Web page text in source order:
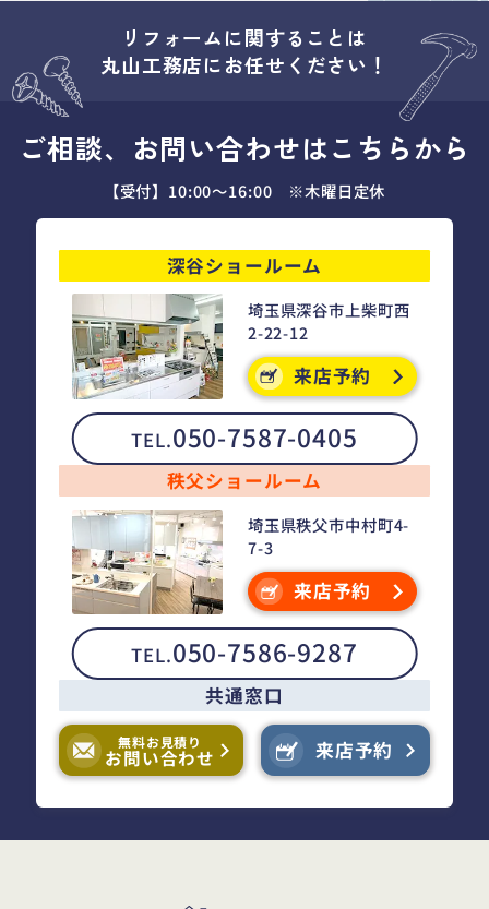
リフォームに関することは
丸山工務店にお任せください！
ご相談、お問い合わせはこちらから
【受付】10:00～16:00 ※木曜日定休
深谷ショールーム
埼玉県深谷市上柴町西
2-22-12
来店予約
TEL.050-7587-0405
秩父ショールーム
埼玉県秩父市中村町4-
7-3
来店予約
TEL.050-7586-9287
共通窓口
来店予約
無料お見積り
お問い合わせ